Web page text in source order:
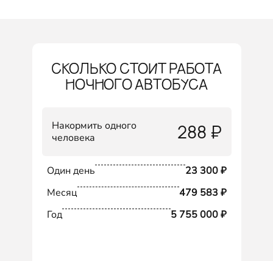
СКОЛЬКО СТОИТ РАБОТА
НОЧНОГО АВТОБУСА
Накормить одного
человека
288 ₽
Один день
23 300 ₽
Месяц
479 583 ₽
Год
5 755 000 ₽